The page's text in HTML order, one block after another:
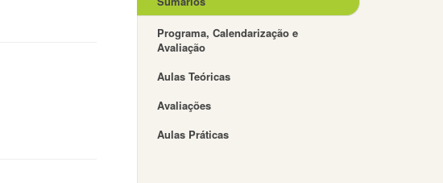
Programa, Calendarização e
Avaliação
Aulas Teóricas
Avaliações
Aulas Práticas